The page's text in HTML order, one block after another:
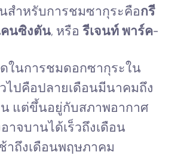
สำหรับการชมซากุระคือกรี
คนซิงตัน, หรือ รีเจนท์ พาร์ค-
ในการชมดอกซากุระใน
ปคือปลายเดือนมีนาคมถึง
แต่ขึ้นอยู่กับสภาพอากาศ
าจบานได้เร็วถึงเดือน
ถึงเดือนพฤษภาคม